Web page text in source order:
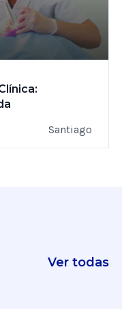
Santiago
Ver todas